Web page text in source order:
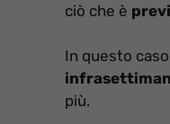
ciò che è
In questo
più.